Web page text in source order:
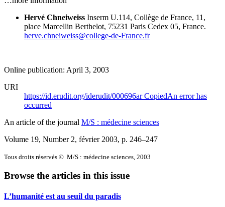
Hervé Chneiweiss Inserm U.114, Collège de France, 11,
place Marcellin Berthelot, 75231 Paris Cedex 05, France.
herve.chneiweiss@college-de-France.fr
Online publication: April 3, 2003
URI
https://id.erudit.org/iderudit/000696arCopiedAn error has
occurred
An article of the journal M/S : médecine sciences
Volume 19, Number 2, février 2003, p. 246–247
Tous droits réservés © M/S : médecine sciences, 2003
Browse the articles in this issue
L’humanité est au seuil du paradis